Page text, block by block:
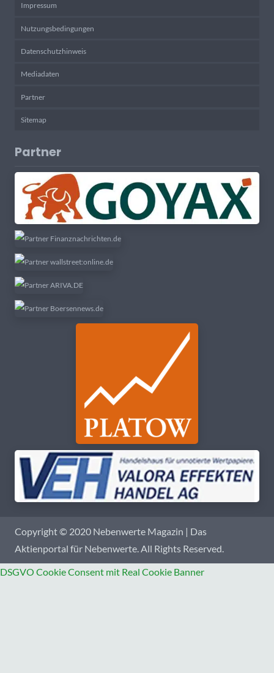
Impressum
Nutzungsbedingungen
Datenschutzhinweis
Mediadaten
Partner
Sitemap
Partner
Copyright © 2020 Nebenwerte Magazin | Das
Aktienportal für Nebenwerte. All Rights Reserved.
DSGVO Cookie Consent mit Real Cookie Banner